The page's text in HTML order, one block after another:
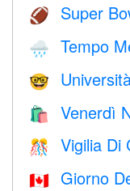
🏈 Super
🌧 Tempo
🤓
🛍 Venerdì
🎊 Vigilia Di
🇨🇦 Giorno